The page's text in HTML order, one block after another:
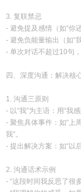
3. 复联禁忌
- 避免提及感情（如“你
- 避免负能量输出（如“
- 单次对话不超过10句
四、深度沟通：解决核
1. 沟通三原则
- 以“我”为主语：用“我
- 聚焦具体事件：如“上
我”。
- 提出解决方案：如“以
2. 沟通话术示例
- “这段时间我反思了